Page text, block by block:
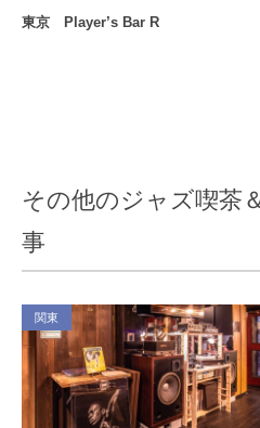
東京 Player’s Bar R
その他のジャズ喫茶
事
関東